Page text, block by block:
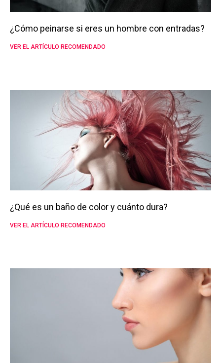
¿Cómo peinarse si eres un hombre con entradas?
VER EL ARTÍCULO RECOMENDADO
¿Qué es un baño de color y cuánto dura?
VER EL ARTÍCULO RECOMENDADO